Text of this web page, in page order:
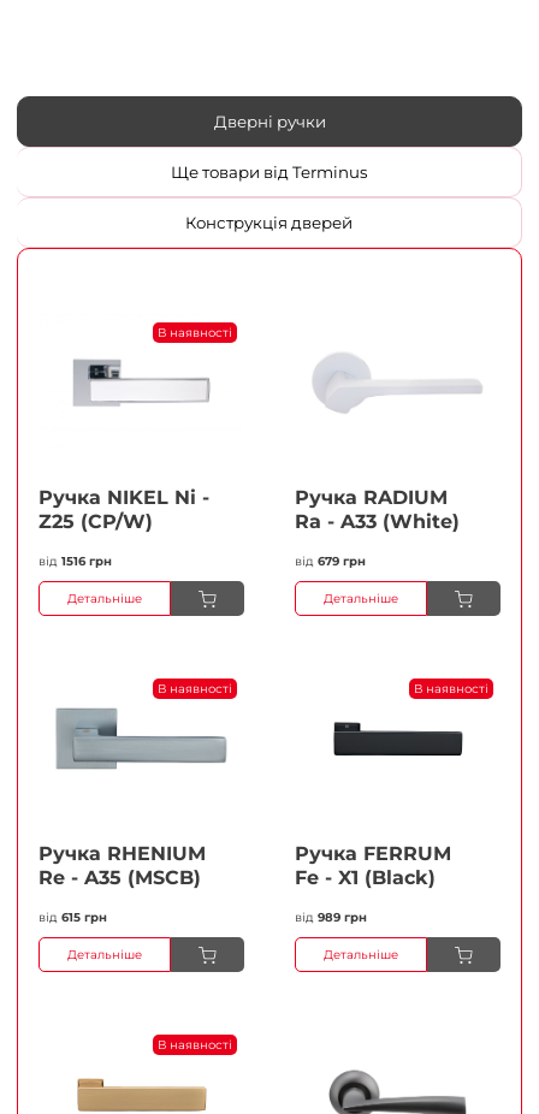
Дверні ручки
Ще товари від Terminus
Конструкція дверей
В наявності
Ручка NIKEL Ni -
Z25 (CP/W)
від 1516 грн
Детальніше
Ручка RADIUM
Ra - A33 (White)
від 679 грн
Детальніше
В наявності
Ручка RHENIUM
Re - A35 (MSCB)
від 615 грн
Детальніше
В наявності
Ручка FERRUМ
Fe - X1 (Black)
від 989 грн
Детальніше
В наявності